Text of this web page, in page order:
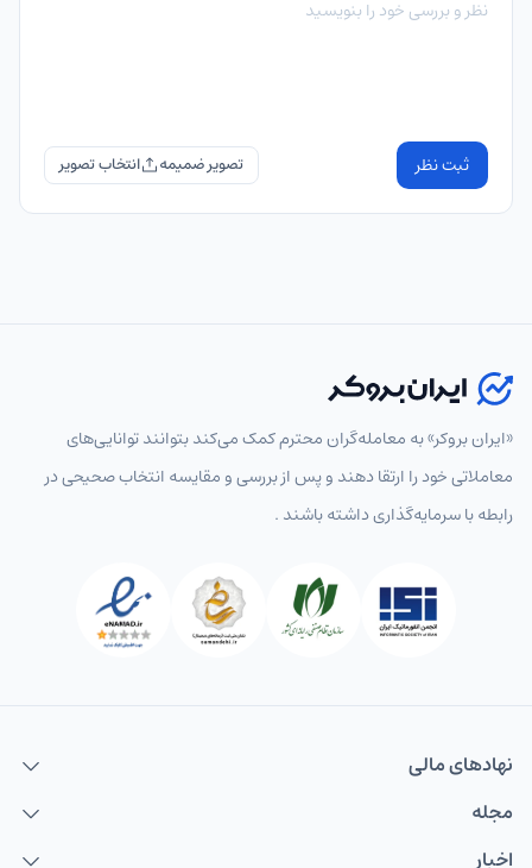
ثبت نظر تصویر ضمیمه
«ایران بروکر» به معامله‌گران محترم کمک می‌کند بتوانند توانایی‌های
معاملاتی خود را ارتقا دهند و پس از بررسی و مقایسه انتخاب‌ صحیحی در
رابطه با سرمایه‌گذاری داشته باشند .
نهاد‌های مالی
مجله
اخبار